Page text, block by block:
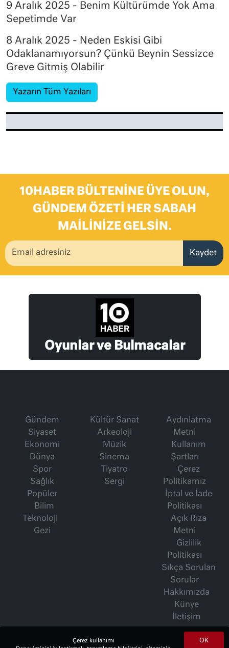
9 Aralık 2025 - Benim Kültürümde Yok Ama
Sepetimde Var
8 Aralık 2025 - Neden Eskisi Gibi
Odaklanamıyorsun? Çünkü Beynin Sessizce
Greve Gitmiş Olabilir
Yazarın Tüm Yazıları
10HABER BÜLTENINE ÜYE OLUN,
GÜNDEM ÖZETI HER SABAH
MAILINIZE GELSIN.
Kaydet
Oyunlar ve Bulmacalar
Gündem
Siyaset
Ekonomi
Dünya
Spor
Sağlık
Popüler
Bilim
Teknoloji
Gezi
Kültür Sanat
Arkeoloji
Müzik
Sinema
Tiyatro
Sergi
Aydınlatma
Metni
Kullanım
Şartları
Çerez
Politikamız
İptal ve İade
Politikası
Açık Rıza
Metni
Gizlilik
Politikası
Sıkça Sorulan
Sorular
Hakkımızda
Künye
İletişim
OK
Çerez kullanımı